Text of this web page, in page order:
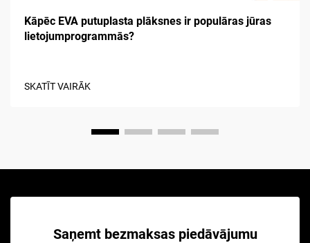
Kāpēc EVA putuplasta plāksnes ir populāras jūras
lietojumprogrammās?
SKATĪT VAIRĀK
Saņemt bezmaksas piedāvājumu